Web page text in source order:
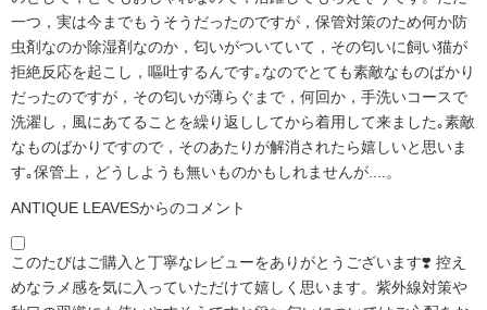
一つ，実は今までもうそうだったのですが，保管対策のため何か防
虫剤なのか除湿剤なのか，匂いがついていて，その匂いに飼い猫が
拒絶反応を起こし，嘔吐するんです｡なのでとても素敵なものばかり
だったのですが，その匂いが薄らぐまで，何回か，手洗いコースで
洗濯し，風にあてることを繰り返ししてから着用して来ました｡素敵
なものばかりですので，そのあたりが解消されたら嬉しいと思いま
す｡保管上，どうしようも無いものかもしれませんが....。
ANTIQUE LEAVESからのコメント
このたびはご購入と丁寧なレビューをありがとうございます❣️ 控え
めなラメ感を気に入っていただけて嬉しく思います。紫外線対策や